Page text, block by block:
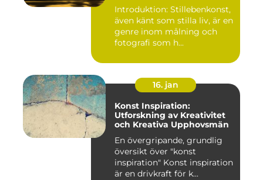
Introduktion: Stillebenkonst,
även känt som stilla liv, är en
genre inom målning och
fotografi som h...
16. jan
Konst Inspiration:
Utforskning av Kreativitet
och Kreativa Upphovsmän
En övergripande, grundlig
översikt över "konst
inspiration" Konst inspiration
är en drivkraft för k...